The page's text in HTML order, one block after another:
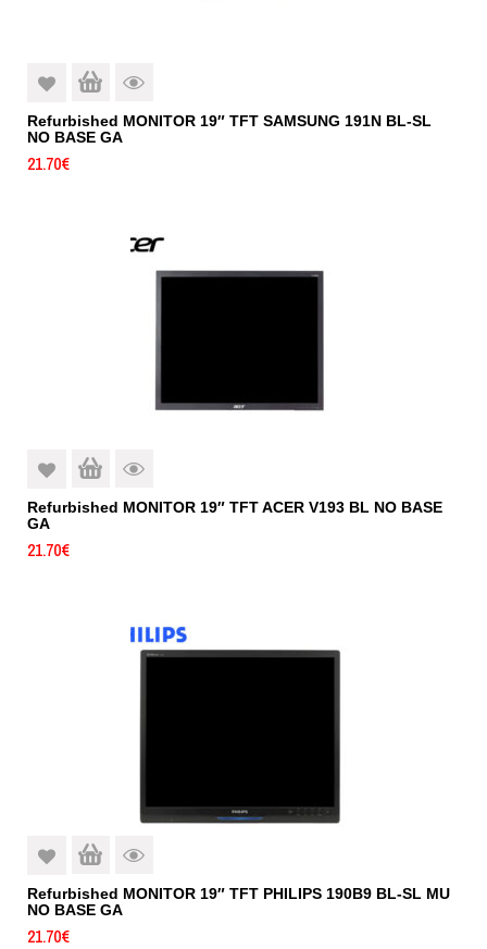
Refurbished MONITOR 19″ TFT SAMSUNG 191N BL-SL
NO BASE GA
21.70€
Refurbished MONITOR 19″ TFT ACER V193 BL NO BASE
GA
21.70€
Refurbished MONITOR 19″ TFT PHILIPS 190B9 BL-SL MU
NO BASE GA
21.70€